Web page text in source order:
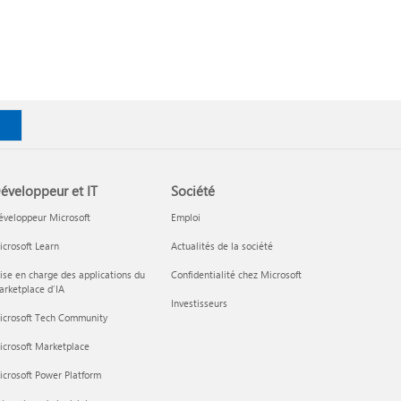
et IT
Microsoft
Learn
en charge des applications du
d’IA
Tech Community
Marketplace
Power Platform
Société
Emploi
Actualités de la société
Confidentialité chez Microsoft
Investisseurs